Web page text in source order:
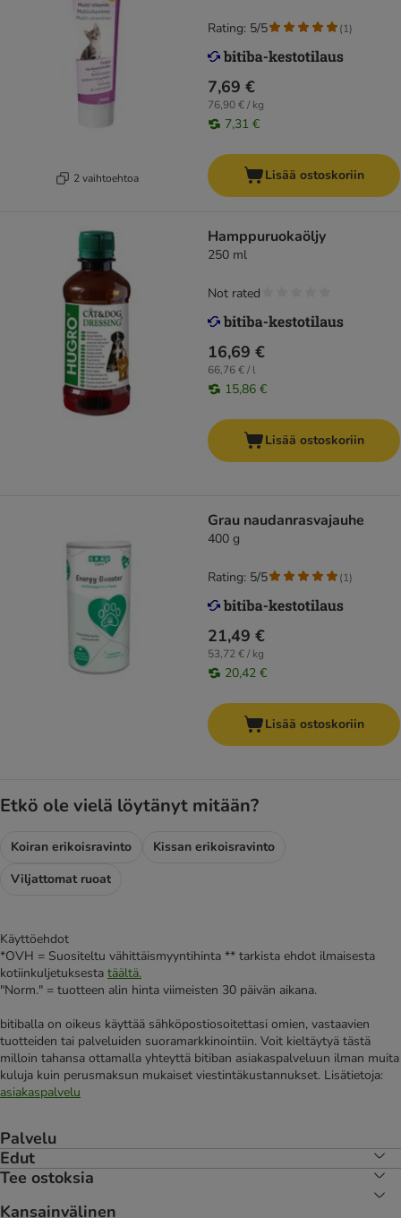
2 vaihtoehtoa
7,69 €
76,90 € / kg
7,31 €
Rating: 5/5 (1)
Lisää ostoskoriin
Hamppuruokaöljy
250 ml
16,69 €
66,76 € / l
15,86 €
Not rated
Lisää ostoskoriin
Grau naudanrasvajauhe
400 g
21,49 €
53,72 € / kg
20,42 €
Rating: 5/5 (1)
Lisää ostoskoriin
Etkö ole vielä löytänyt mitään?
Koiran erikoisravinto
Kissan erikoisravinto
Viljattomat ruoat
Käyttöehdot
*OVH = Suositeltu vähittäismyyntihinta ** tarkista ehdot ilmaisesta
kotiinkuljetuksesta täältä.
"Norm." = tuotteen alin hinta viimeisten 30 päivän aikana.
bitiballa on oikeus käyttää sähköpostiosoitettasi omien, vastaavien
tuotteiden tai palveluiden suoramarkkinointiin. Voit kieltäytyä tästä
milloin tahansa ottamalla yhteyttä bitiban asiakaspalveluun ilman muita
kuluja kuin perusmaksun mukaiset viestintäkustannukset. Lisätietoja:
asiakaspalvelu
Palvelu
Edut
Tee ostoksia
Kansainvälinen